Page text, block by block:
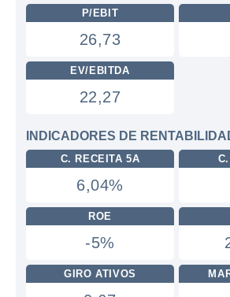
P/EBIT
26,73
EV/EBITDA
22,27
INDICADORES DE
C. RECEITA 5A
6,04%
ROE
-5%
GIRO ATIVOS